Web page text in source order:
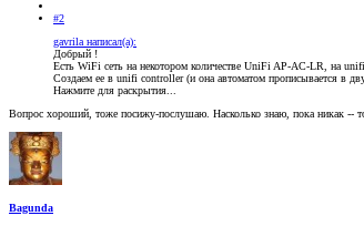
#2
gavrila написал(а):
Добрый !
Есть WiFi сеть на некотором количестве UniFi AP-AC-LR, на
Создаем ее в unifi controller (и она автоматом прописывается в
Нажмите для раскрытия...
Вопрос хороший, тоже посижу-послушаю. Насколько знаю, пока никак --
Bagunda